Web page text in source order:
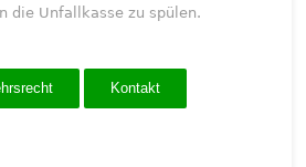
die Unfallkasse zu spülen.
Kontakt